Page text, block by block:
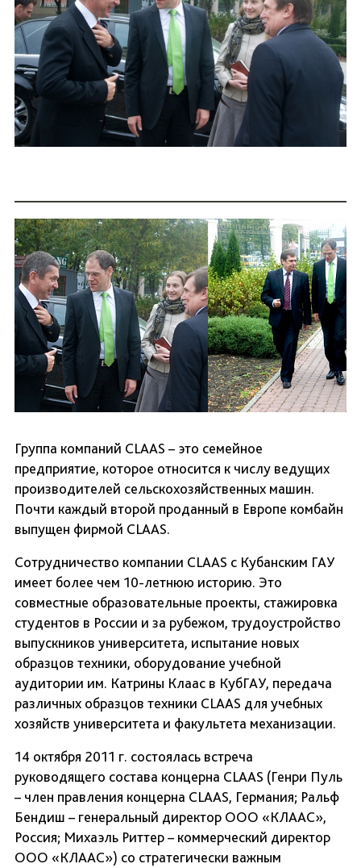
Группа компаний CLAAS – это семейное
предприятие, которое относится к числу ведущих
производителей сельскохозяйственных машин.
Почти каждый второй проданный в Европе комбайн
выпущен фирмой CLAAS.
Сотрудничество компании CLAAS с Кубанским ГАУ
имеет более чем 10-летнюю историю. Это
совместные образовательные проекты, стажировка
студентов в России и за рубежом, трудоустройство
выпускников университета, испытание новых
образцов техники, оборудование учебной
аудитории им. Катрины Клаас в КубГАУ, передача
различных образцов техники CLAAS для учебных
хозяйств университета и факультета механизации.
14 октября 2011 г. состоялась встреча
руководящего состава концерна CLAAS (Генри Пуль
– член правления концерна CLAAS, Германия; Ральф
Бендиш – генеральный директор ООО «КЛААС»,
Россия; Михаэль Риттер – коммерческий директор
ООО «КЛААС») со стратегически важным